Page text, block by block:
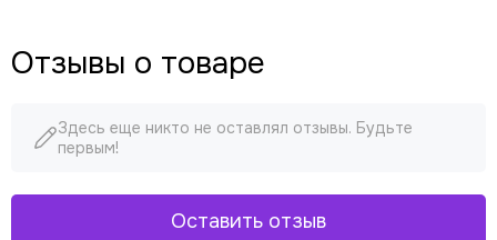
Отзывы о товаре
Здесь еще никто не оставлял отзывы. Будьте
первым!
Оставить отзыв